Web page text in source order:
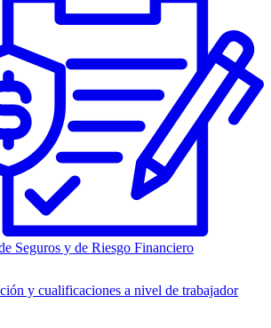
Seguros y de Riesgo Financiero
y cualificaciones a nivel de trabajador